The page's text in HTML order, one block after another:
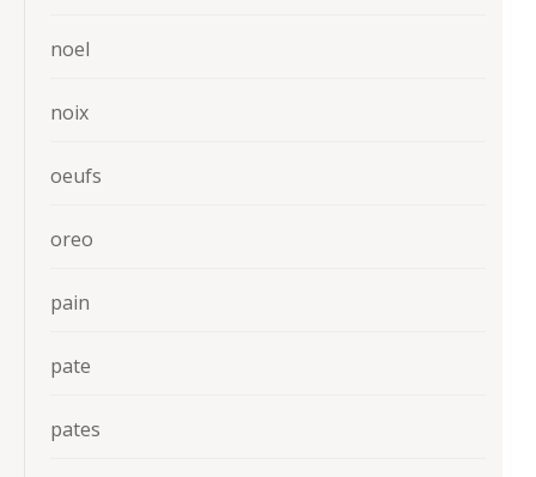
noel
noix
oeufs
oreo
pain
pate
pates